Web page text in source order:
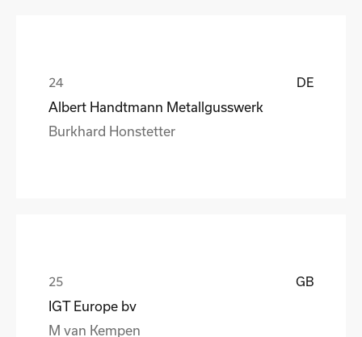
DE
Albert Handtmann Metallgusswerk
Burkhard Honstetter
GB
IGT Europe bv
M van Kempen